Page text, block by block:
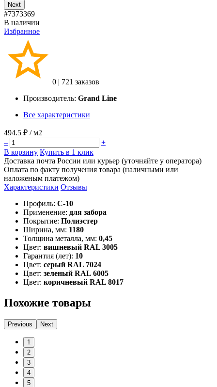
Next
#7373369
В наличии
Избранное
0 | 721 заказов
Производитель: Grand Line
Все характеристики
494.5 ₽ / м2
–
+
В корзину Купить в 1 клик
Доставка почта России или курьер (уточняйте у оператора)
Оплата по факту получения товара (наличными или
наложеным платежом)
Характеристики Отзывы
Профиль: C-10
Применение: для забора
Покрытие: Полиэстер
Ширина, мм: 1180
Толщина металла, мм: 0,45
Цвет: вишневый RAL 3005
Гарантия (лет): 10
Цвет: серый RAL 7024
Цвет: зеленый RAL 6005
Цвет: коричневый RAL 8017
Похожие товары
Previous Next
1
2
3
4
5